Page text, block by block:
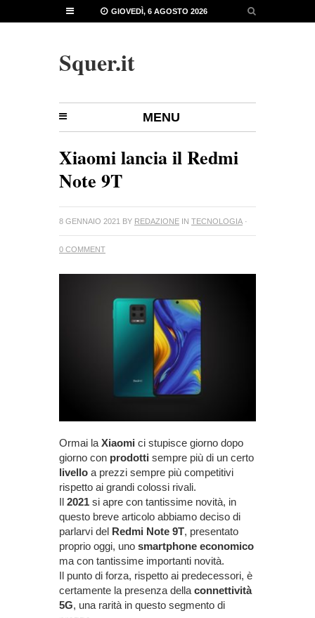
GIOVEDÌ, 6 AGOSTO 2026
Squer.it
MENU
Xiaomi lancia il Redmi
Note 9T
8 GENNAIO 2021 BY REDAZIONE IN TECNOLOGIA ·
0 COMMENT
Ormai la Xiaomi ci stupisce giorno dopo
giorno con prodotti sempre più di un certo
livello a prezzi sempre più competitivi
rispetto ai grandi colossi rivali.
Il 2021 si apre con tantissime novità, in
questo breve articolo abbiamo deciso di
parlarvi del Redmi Note 9T, presentato
proprio oggi, uno smartphone economico
ma con tantissime importanti novità.
Il punto di forza, rispetto ai predecessori, è
certamente la presenza della connettività
5G, una rarità in questo segmento di